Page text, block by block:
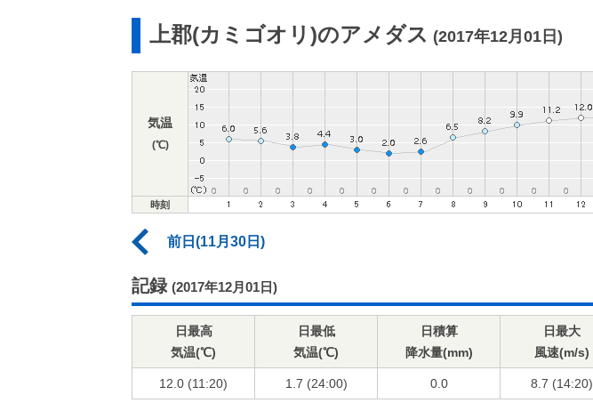
上郡(カミゴオリ)のアメダス (2017年12月01日)
気温
(℃)
時刻
前日(11月30日)
記録 (2017年12月01日)
日最高
気温(℃)
日最低
気温(℃)
日積算
降水量(mm)
日最大
風速(m/s)
12.0 (11:20) 1.7 (24:00) 0.0 8.7 (14:20)